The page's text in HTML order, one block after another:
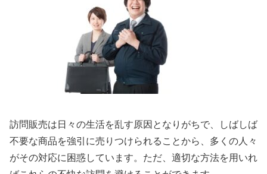
訪問販売は日々の生活を乱す原因となりがちで、しばしば
不要な商品を強引に売りつけられることから、多くの人々
がその対応に困惑しています。ただ、適切な方法を用いれ